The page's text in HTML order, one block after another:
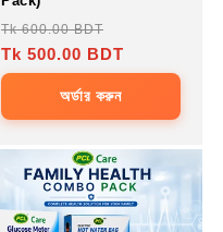
Regular
price
Tk 600.00 BDT
price
Tk 500.00 BDT
অর্ডার করুন